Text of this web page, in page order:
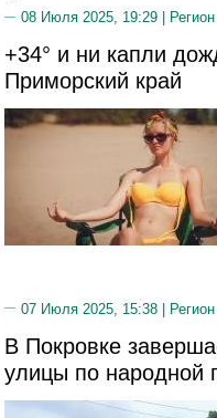
08 Июля 2025, 19:29 |
+34° и ни капли
Приморский край
07 Июля 2025, 15:38 |
В Покровке
улицы по народной